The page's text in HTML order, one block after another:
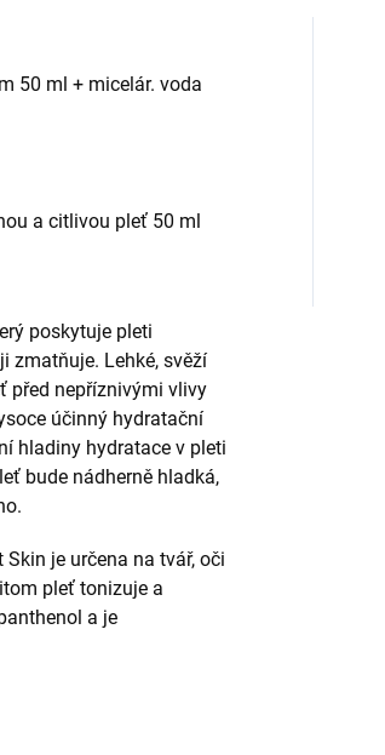
50 ml + micelár. voda
a citlivou pleť 50 ml
poskytuje pleti
zmatňuje. Lehké, svěží
před nepříznivými vlivy
účinný hydratační
hladiny hydratace v pleti
bude nádherně hladká,
je určena na tvář, oči
pleť tonizuje a
a je